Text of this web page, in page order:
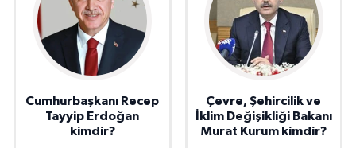
Cumhurbaşkanı Recep
Tayyip Erdoğan
kimdir?
Çevre, Şehircilik ve
İklim Değişikliği Bakanı
Murat Kurum kimdir?